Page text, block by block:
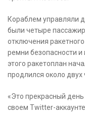
Кораблем управляли
были четыре
отключения
ремни безопасности и
этого ракетоплан
продлился около двух
«Это прекрасный
своем Twitter-